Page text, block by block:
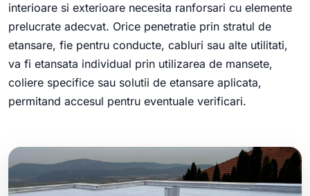
interioare si exterioare necesita ranforsari cu elemente
prelucrate adecvat. Orice penetratie prin stratul de
etansare, fie pentru conducte, cabluri sau alte utilitati,
va fi etansata individual prin utilizarea de mansete,
coliere specifice sau solutii de etansare aplicata,
permitand accesul pentru eventuale verificari.